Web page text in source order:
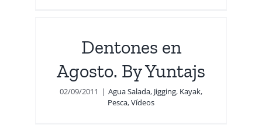
Dentones en
Agosto. By Yuntajs
02/09/2011 | Agua Salada, Jigging, Kayak,
Pesca,Vídeos